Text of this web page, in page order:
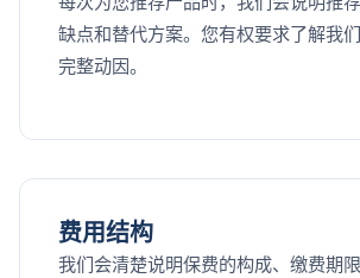
缺点和替代方案。您有权要求了解我
完整动因。
费用结构
我们会清楚说明保费的构成、缴费期